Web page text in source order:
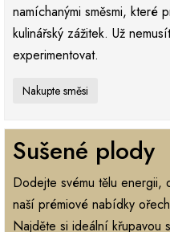
namíchanými směsmi, které
kulinářský zážitek. Už
experimentovat.
Nakupte směsi
Sušené plody
Dodejte svému tělu energii,
naší prémiové nabídky
Najděte si ideální křupavou